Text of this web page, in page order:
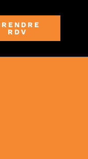
RDV